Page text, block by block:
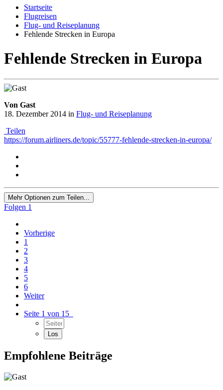
Startseite
Flugreisen
Flug- und Reiseplanung
Fehlende Strecken in Europa
Fehlende Strecken in Europa
Von Gast
18. Dezember 2014 in Flug- und Reiseplanung
Teilen
https://forum.airliners.de/topic/55777-fehlende-strecken-in-europa/
Mehr Optionen zum Teilen...
Folgen 1
Vorherige
1
2
3
4
5
6
Weiter
Seite 1 von 15
Empfohlene Beiträge